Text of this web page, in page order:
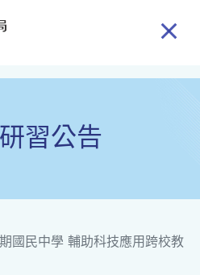
習公告
國民中學 輔助科技應用跨校教